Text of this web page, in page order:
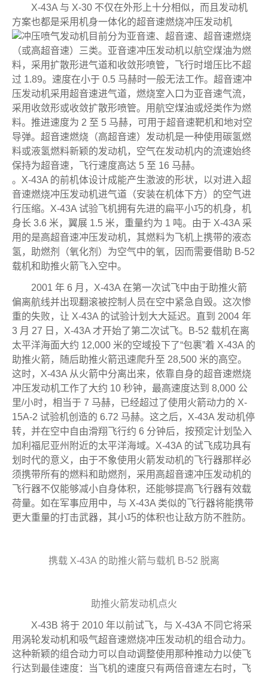
X-43A 与 X-30 不仅在外形上十分相似，而且发动机
方案也都是采用机身一体化的超音速燃烧冲压发动机
。X-43A 的前机体设计成能产生激波的形状，以对进入超
音速燃烧冲压发动机进气道（安装在机体下方）的空气进
行压缩。X-43A 试验飞机拥有先进的扁平小巧的机身，机
身长 3.6 米，翼展 1.5 米，重量约为 1 吨。由于 X-43A 采
用的是高超音速冲压发动机，其燃料为飞机上携带的液态
氢，助燃剂（氧化剂）为空气中的氧，因而需要借助 B-52
载机和助推火箭飞入空中。
2001 年 6 月，X-43A 在第一次试飞中由于助推火箭
偏离航线并出现翻滚被控制人员在空中紧急自毁。这次惨
重的失败，让 X-43A 的试验计划大大延迟。直到 2004 年
3 月 27 日，X-43A 才开始了第二次试飞。B-52 载机在离
太平洋海面大约 12,000 米的空域投下了“包裹”着 X-43A 的
助推火箭，随后助推火箭迅速爬升至 28,500 米的高空。
这时，X-43A 从火箭中分离出来，依靠自身的超音速燃烧
冲压发动机工作了大约 10 秒钟，最高速度达到 8,000 公
里/小时，相当于 7 马赫，已经超过了使用火箭动力的 X-
15A-2 试验机创造的 6.72 马赫。这之后，X-43A 发动机停
转，并在空中自由滑翔飞行约 6 分钟后，按预定计划坠入
加利福尼亚州附近的太平洋海域。X-43A 的试飞成功具有
划时代的意义，由于不象使用火箭发动机的飞行器那样必
须携带所有的燃料和助燃剂，采用高超音速冲压发动机的
飞行器不仅能够减小自身体积，还能够提高飞行器有效载
荷量。如在军事应用中，与 X-43A 类似的飞行器将能携带
更大重量的打击武器，其小巧的体积也让敌方防不胜防。
携载 X-43A 的助推火箭与载机 B-52 脱离
助推火箭发动机点火
X-43B 将于 2010 年以前试飞，与 X-43A 不同它将采
用涡轮发动机和吸气超音速燃烧冲压发动机的组合动力。
这种新颖的组合动力可以自动调整使用那种推动力以使飞
行达到最佳速度：当飞机的速度只有两倍音速左右时，飞